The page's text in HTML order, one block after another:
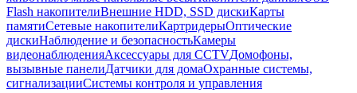
Flash накопителиВнешние HDD, SSD дискиКарты
памятиСетевые накопителиКартридерыОптические
дискиНаблюдение и безопасностьКамеры
видеонаблюденияАксессуары для CCTVДомофоны,
вызывные панелиДатчики для домаОхранные системы,
сигнализацииСистемы контроля и управления